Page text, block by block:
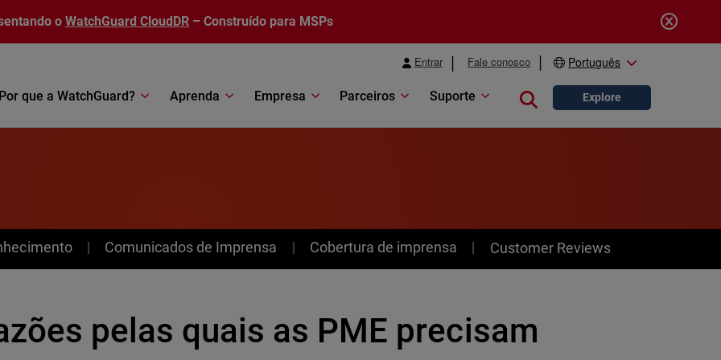
o WatchGuard CloudDR – Construído para MSPs
Entrar Fale conosco Português
Por que a WatchGuard? Aprenda Empresa Parceiros Suporte Close search
Explore
Comunicados de Imprensa Cobertura de imprensa Customer Reviews
pelas quais as PME precisam